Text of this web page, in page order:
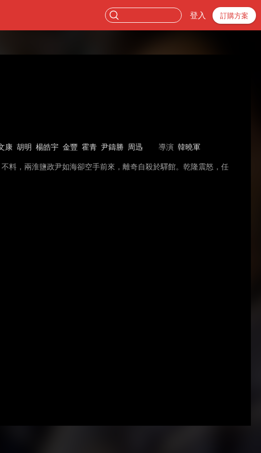
登入 訂購方案
康 胡明 楊皓宇 金豐 霍青 尹鑄勝 周迅 導演 韓曉軍
料，兩淮鹽政尹如海卻空手前來，離奇自殺於驛館。乾隆震怒，任